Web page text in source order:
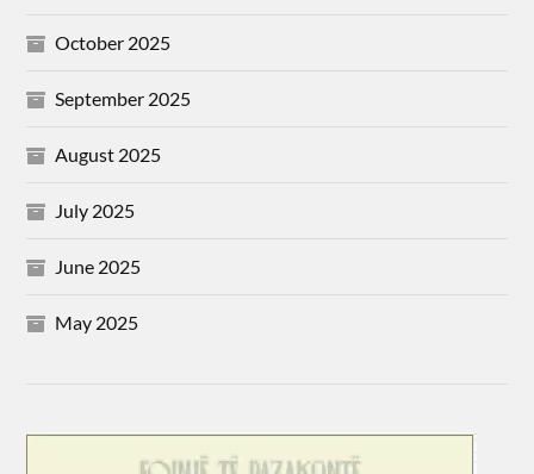
October 2025
September 2025
August 2025
July 2025
June 2025
May 2025